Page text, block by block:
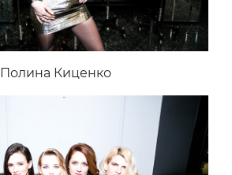
Полина Киценко